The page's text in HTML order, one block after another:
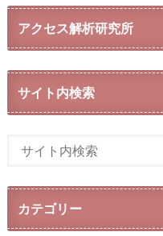
アクセス解析研究所
サイト内検索
カテゴリー